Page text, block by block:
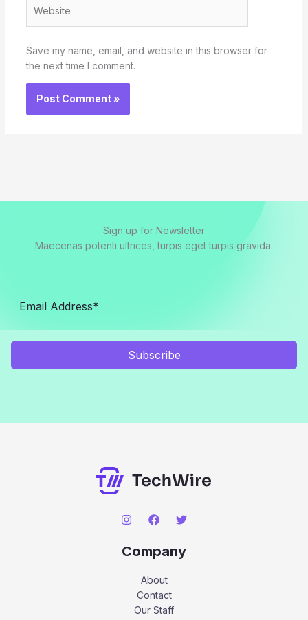
Save my name, email, and website in this browser for
the next time I comment.
Sign up for Newsletter
Maecenas potenti ultrices, turpis eget turpis gravida.
Subscribe
Company
About
Contact
Our Staff